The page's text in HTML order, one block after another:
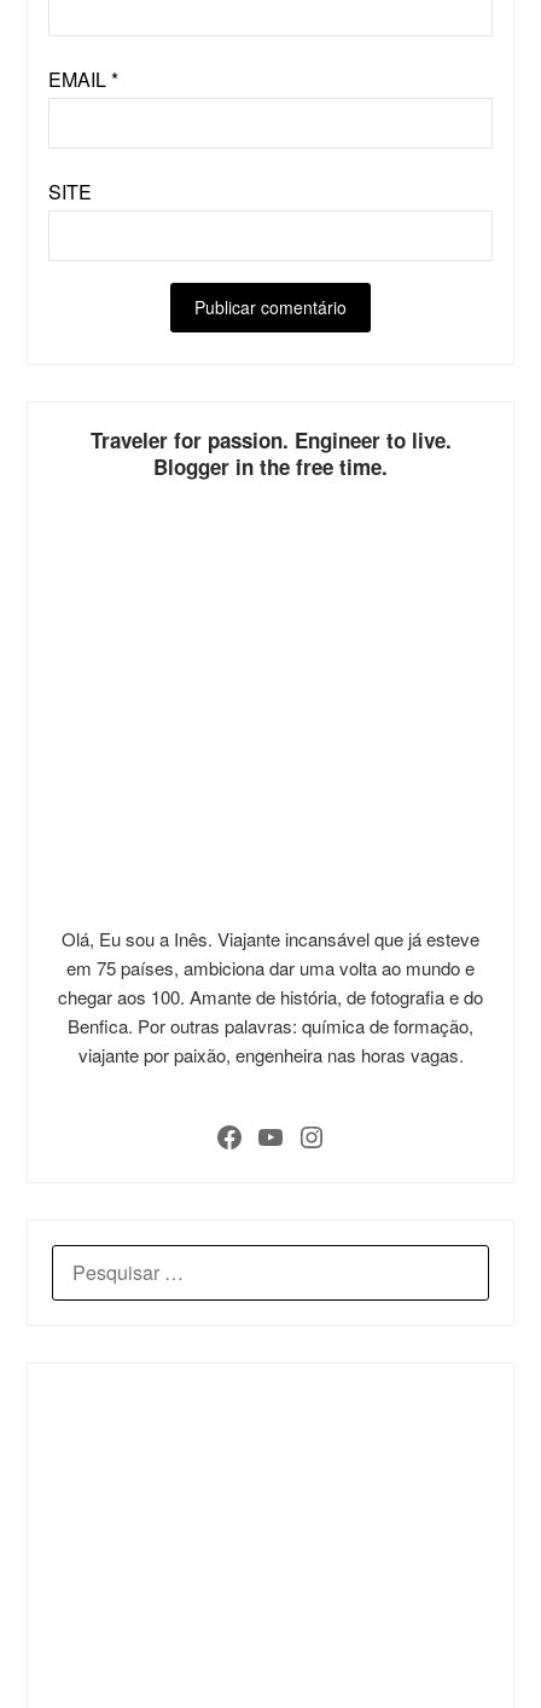
EMAIL*
SITE
Traveler for passion. Engineer to live.
Blogger in the free time.
Olá, Eu sou a Inês. Viajante incansável que já esteve
em 75 países, ambiciona dar uma volta ao mundo e
chegar aos 100. Amante de história, de fotografia e do
Benfica. Por outras palavras: química de formação,
viajante por paixão, engenheira nas horas vagas.